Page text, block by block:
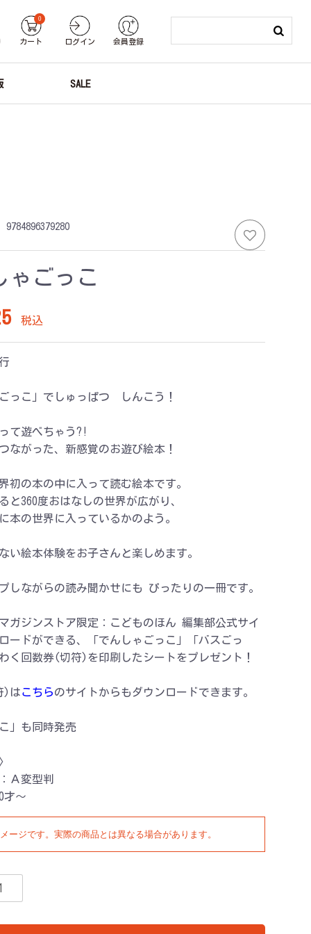
カート
0
ログイン 会員登録
SALE
9784896379280
ゃごっこ
税込
ごっこ」でしゅっぱつ しんこう！
て遊べちゃう?!
ながった、新感覚のお遊び絵本！
初の本の中に入って読む絵本です。
と360度おはなしの世界が広がり、
本の世界に入っているかのよう。
い絵本体験をお子さんと楽しめます。
しながらの読み聞かせにも ぴったりの一冊です。
ガジンストア限定：こどものほん 編集部公式サイ
ードができる、「でんしゃごっこ」「バスごっ
く回数券(切符)を印刷したシートをプレゼント！
)はこちらのサイトからもダウンロードできます。
」も同時発売
Ａ変型判
才〜
ージです。実際の商品とは異なる場合があります。